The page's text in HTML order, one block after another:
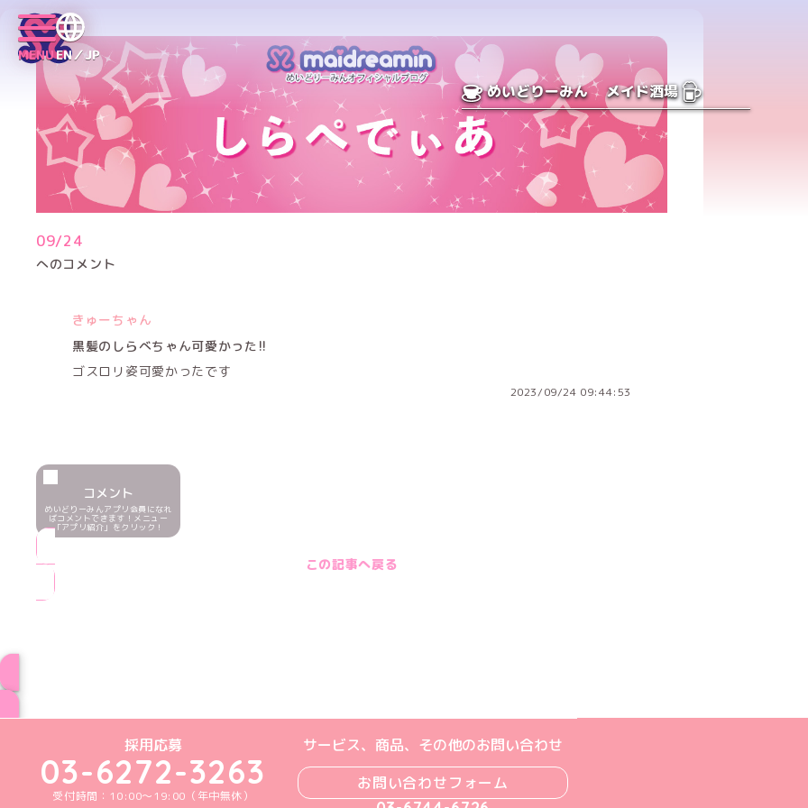
MENUEN／JP
めいどりーみん メイド酒場
09/24
へのコメント
きゅーちゃん
黒髪のしらべちゃん可愛かった!!
ゴスロリ姿可愛かったです
2023/09/24 09:44:53
コメント
めいどりーみんアプリ会員になれ
ばコメントできます！メニュー
「アプリ紹介」をクリック！
この記事へ戻る
めいどりーみんTikTok公式アカウント
めいどりーみんX公式アカウント
めいどりーみんInstagram公式アカウント
めいどりーみんFacebook公式アカウント
めいどりーみんYouTube公式アカウント
採用応募
03-6272-3263
受付時間：10:00～19:00（年中無休）
サービス、商品、その他のお問い合わせ
お問い合わせフォーム